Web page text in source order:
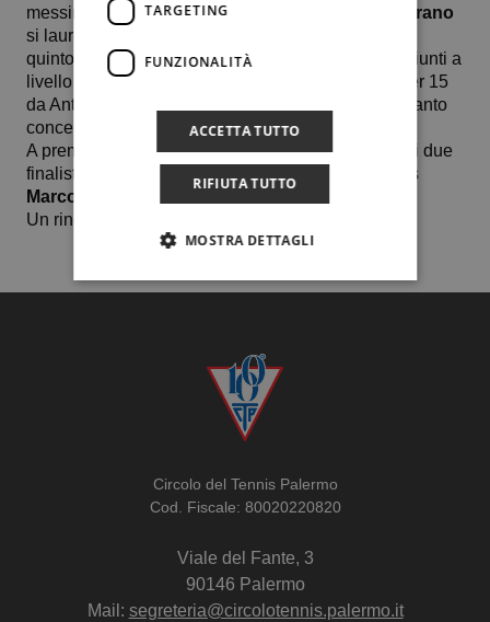
messinese del Ct Vela Enrico Egitto,
Riccardo Surano
si laurea campione siciliano under 16. Si tratta del
quinto scudetto individuale giovanile dopo quelli giunti a
livello under 14 da Diletta D’Amico, in ambito under 15
da Antonino Trinceri e Alessandra Fiorillo e per quanto
concerne l’under 16 femminile da Claudia Tutone.
A premiare questo pomeriggio sul campo centrale i due
finalisti, il deputato allo sport del Circolo del Tennis
Marco Valentino
Un ringraziamento al g.a Salvatore Armetta.
Circolo del Tennis Palermo
Cod. Fiscale: 80020220820
Viale del Fante, 3
90146 Palermo
Mail: segreteria@circolotennis.palermo.it
TARGETING
FUNZIONALITÀ
ACCETTA TUTTO
RIFIUTA TUTTO
MOSTRA DETTAGLI